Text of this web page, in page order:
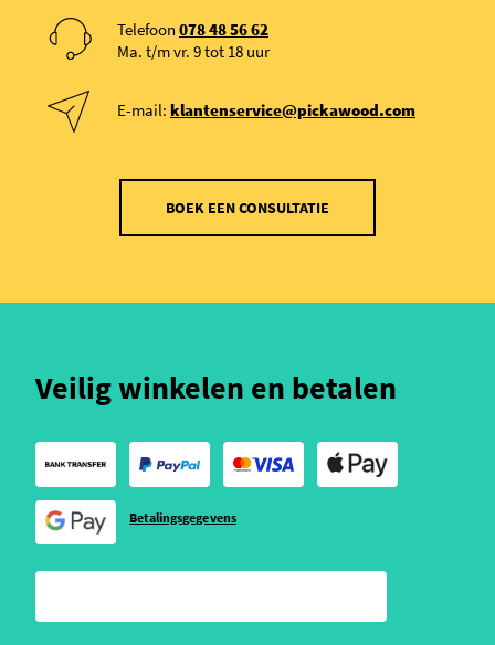
Telefoon 078 48 56 62
Ma. t/m vr. 9 tot 18 uur
E-mail: klantenservice@pickawood.com
BOEK EEN CONSULTATIE
Veilig winkelen en betalen
Betalingsgegevens